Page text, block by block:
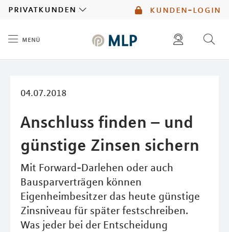
kunden-login
privatkunden
menü
04.07.2018
Anschluss finden – und
günstige Zinsen sichern
Mit Forward-Darlehen oder auch
Bausparverträgen können
Eigenheimbesitzer das heute günstige
Zinsniveau für später festschreiben.
Was jeder bei der Entscheidung